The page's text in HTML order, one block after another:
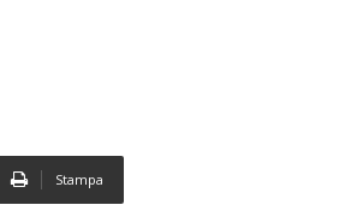
Stampa